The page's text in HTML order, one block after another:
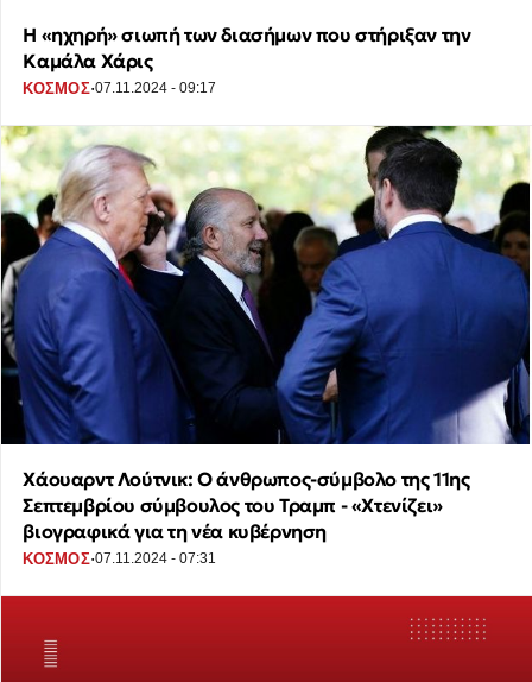
Η «ηχηρή» σιωπή των διασήμων που στήριξαν την
Καμάλα Χάρις
ΚΟΣΜΟΣ·07.11.2024 - 09:17
Χάουαρντ Λούτνικ: Ο άνθρωπος-σύμβολο της 11ης
Σεπτεμβρίου σύμβουλος του Τραμπ - «Χτενίζει»
βιογραφικά για τη νέα κυβέρνηση
ΚΟΣΜΟΣ·07.11.2024 - 07:31